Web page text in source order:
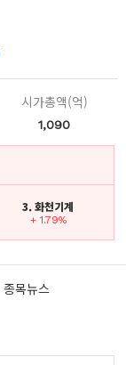
시가총액(억)
1,090
3. 화천기계
+ 1.79%
종목뉴스